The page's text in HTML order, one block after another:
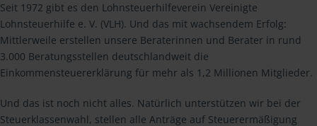
Seit 1972 gibt es den Lohnsteuerhilfeverein Vereinigte
Lohnsteuerhilfe e. V. (VLH). Und das mit wachsendem Erfolg:
Mittlerweile erstellen unsere Beraterinnen und Berater in rund
3.000 Beratungsstellen deutschlandweit die
Einkommensteuererklärung für mehr als 1,2 Millionen Mitglieder.
Und das ist noch nicht alles. Natürlich unterstützen wir bei der
Steuerklassenwahl, stellen alle Anträge auf Steuerermäßigung